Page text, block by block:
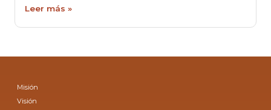
Leer más »
Misión
Visión